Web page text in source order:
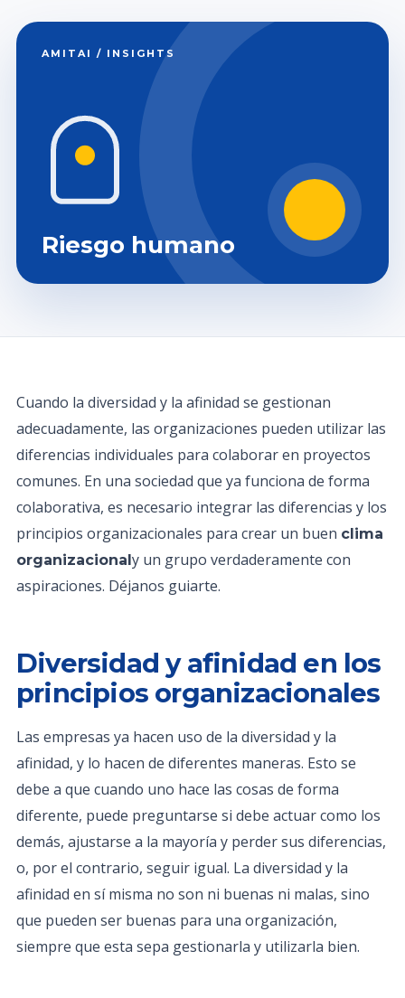
AMITAI / INSIGHTS
Riesgo humano
Cuando la diversidad y la afinidad se gestionan
adecuadamente, las organizaciones pueden utilizar las
diferencias individuales para colaborar en proyectos
comunes. En una sociedad que ya funciona de forma
colaborativa, es necesario integrar las diferencias y los
principios organizacionales para crear un buen clima
organizacionaly un grupo verdaderamente con
aspiraciones. Déjanos guiarte.
Diversidad y afinidad en los
principios organizacionales
Las empresas ya hacen uso de la diversidad y la
afinidad, y lo hacen de diferentes maneras. Esto se
debe a que cuando uno hace las cosas de forma
diferente, puede preguntarse si debe actuar como los
demás, ajustarse a la mayoría y perder sus diferencias,
o, por el contrario, seguir igual. La diversidad y la
afinidad en sí misma no son ni buenas ni malas, sino
que pueden ser buenas para una organización,
siempre que esta sepa gestionarla y utilizarla bien.